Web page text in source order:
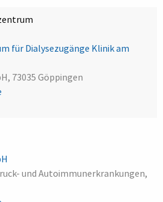
für Dialysezugänge Klinik am
73035 Göppingen
und Autoimmunerkrankungen,